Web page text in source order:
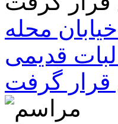
محله
قدیمی
قرار گرفت